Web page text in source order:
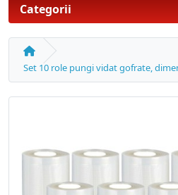
Categorii
Set 10 role pungi vidat gofrate,